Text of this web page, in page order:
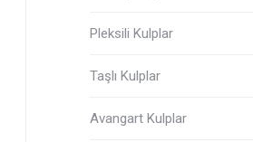
Pleksili Kulplar
Taşlı Kulplar
Avangart Kulplar